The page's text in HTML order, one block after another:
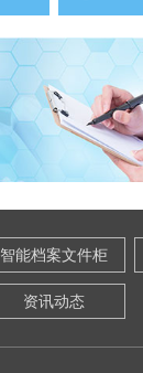
智能档案文件柜
资讯动态